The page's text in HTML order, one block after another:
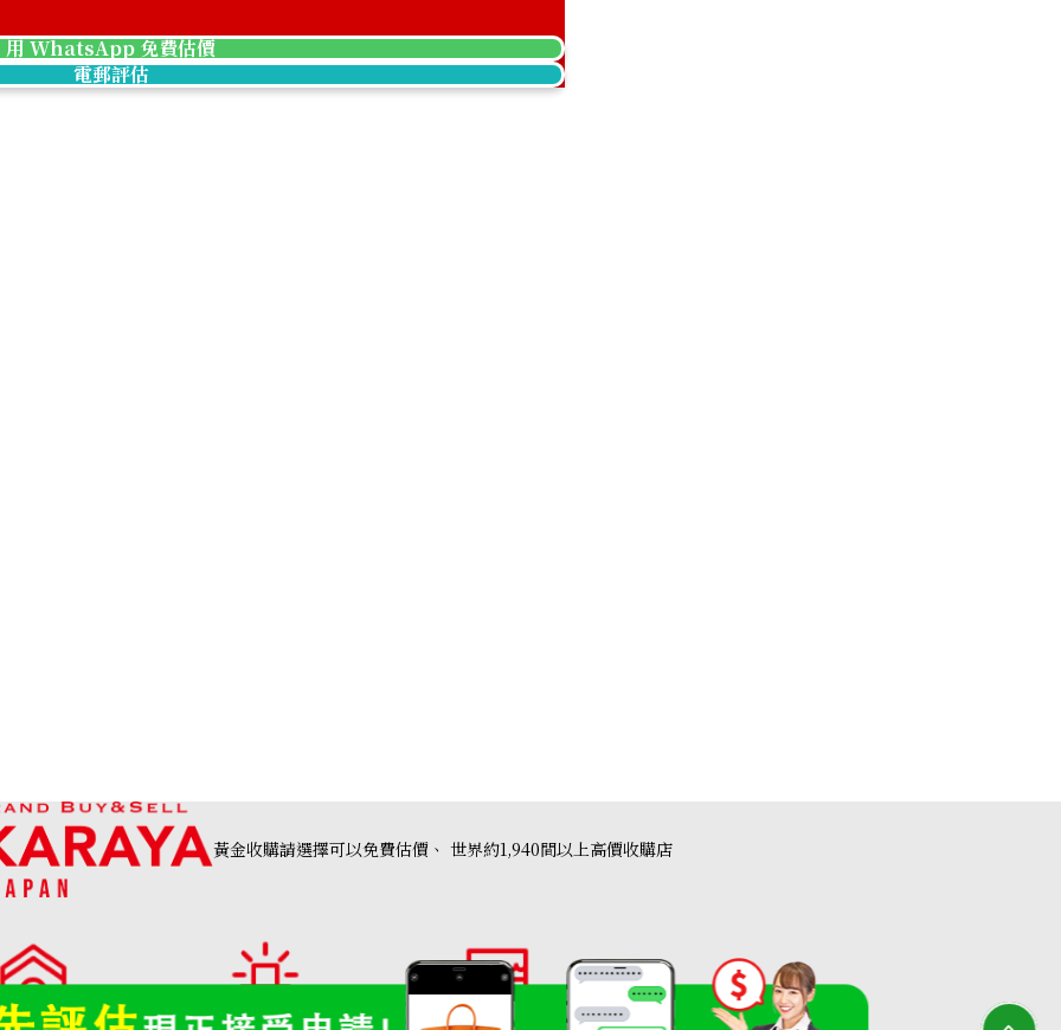
Prada Saffiano Shoulder Bag Leather Black
參考回收價
HKD 9,310.06
Bag Canvas Two Tone Color
prada cleo handbag crystal satin black
用 WhatsApp 免費估價
電郵評估
黃金收購請選擇可以免費估價、 世界約1,940間以上高價收購店